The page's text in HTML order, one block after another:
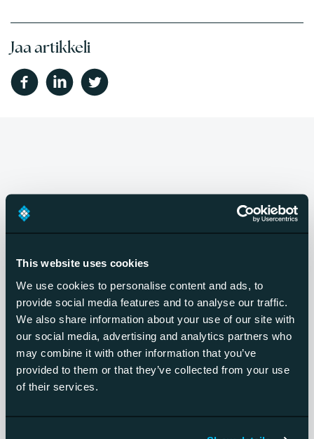
This website uses cookies
We use cookies to personalise content and ads, to
provide social media features and to analyse our traffic.
We also share information about your use of our site with
our social media, advertising and analytics partners who
may combine it with other information that you’ve
provided to them or that they’ve collected from your use
of their services.
Jaa artikkeli